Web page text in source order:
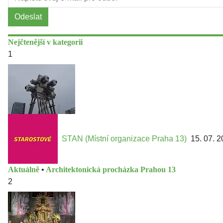
Odeslat
Nejčtenější v kategorii
1
STAN (Místní organizace Praha 13) 15. 07.
Aktuálně • Architektonická procházka Prahou 13
2